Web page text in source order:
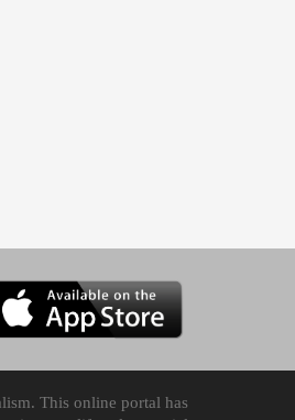
This online portal has